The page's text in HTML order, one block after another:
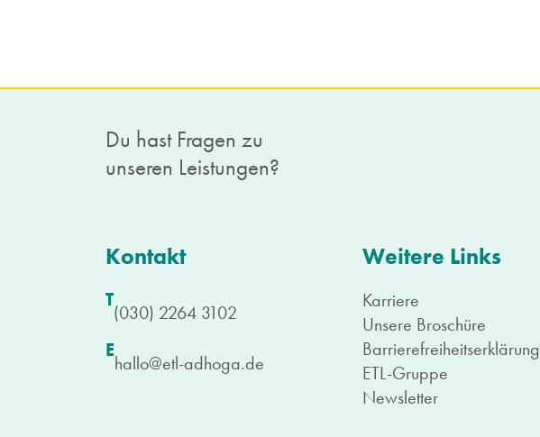
Du hast Fragen zu
unseren Leistungen?
Kontakt
T
(030) 2264 3102
E
hallo@etl-adhoga.de
Weitere Links
Karriere
Unsere Broschüre
Barrierefreiheitserklärung
ETL-Gruppe
Newsletter